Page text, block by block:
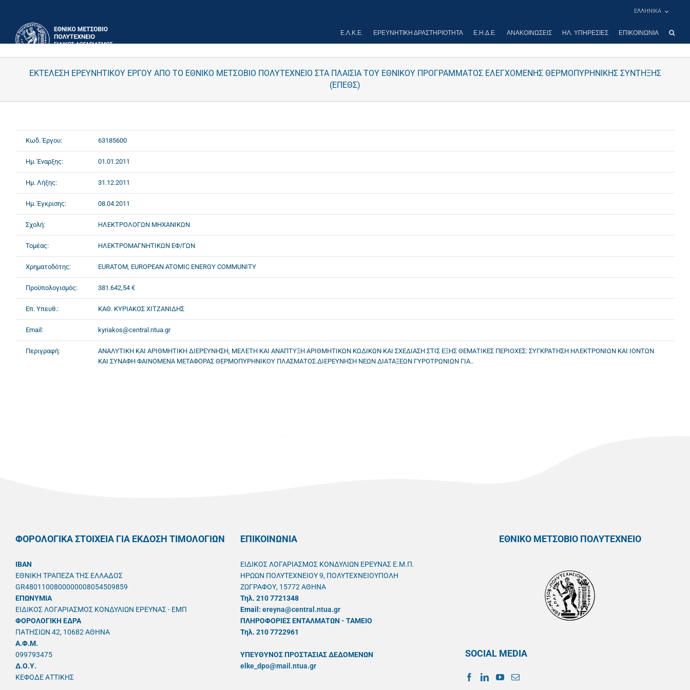
περιεχόμενο
ΕΛΛΗΝΙΚΑ
Ε.Λ.Κ.Ε. ΕΡΕΥΝΗΤΙΚΉ ΔΡΑΣΤΗΡΙΌΤΗΤΑ Ε.Η.Δ.Ε. ΑΝΑΚΟΙΝΏΣΕΙΣ ΗΛ. ΥΠΗΡΕΣΊΕΣ ΕΠΙΚΟΙΝΩΝΊΑ
ΕΚΤΕΛΕΣΗ ΕΡΕΥΝΗΤΙΚΟΥ ΕΡΓΟΥ ΑΠΟ ΤΟ ΕΘΝΙΚΟ ΜΕΤΣΟΒΙΟ ΠΟΛΥΤΕΧΝΕΙΟ ΣΤΑ ΠΛΑΙΣΙΑ ΤΟΥ ΕΘΝΙΚΟΥ ΠΡΟΓΡΑΜΜΑΤΟΣ ΕΛΕΓΧΟΜΕΝΗΣ ΘΕΡΜΟΠΥΡΗΝΙΚΗΣ ΣΥΝΤΗΞΗΣ
(ΕΠΕΘΣ)
Κωδ. Έργου: 63185600
Ημ. Έναρξης: 01.01.2011
Ημ. Λήξης: 31.12.2011
Ημ. Έγκρισης: 08.04.2011
Σχολή: ΗΛΕΚΤΡΟΛΟΓΩΝ ΜΗΧΑΝΙΚΩΝ
Τομέας: ΗΛΕΚΤΡΟΜΑΓΝΗΤΙΚΩΝ ΕΦ/ΓΩΝ
Χρηματοδότης: EURATOM, EUROPEAN ATOMIC ENERGY COMMUNITY
Προϋπολογισμός: 381.642,54 €
Επ. Υπευθ.: ΚΑΘ. ΚΥΡΙΑΚΟΣ ΧΙΤΖΑΝΙΔΗΣ
Email: kyriakos@central.ntua.gr
Περιγραφή:
ΑΝΑΛΥΤΙΚΗ ΚΑΙ ΑΡΙΘΜΗΤΙΚΗ ΔΙΕΡΕΥΝΗΣΗ, ΜΕΛΕΤΗ ΚΑΙ ΑΝΑΠΤΥΞΗ ΑΡΙΘΜΗΤΙΚΩΝ ΚΩΔΙΚΩΝ ΚΑΙ ΣΧΕΔΙΑΣΗ ΣΤΙΣ ΕΞΗΣ ΘΕΜΑΤΙΚΕΣ ΠΕΡΙΟΧΕΣ: ΣΥΓΚΡΑΤΗΣΗ ΗΛΕΚΤΡΟΝΙΩΝ ΚΑΙ ΙΟΝΤΩΝ
ΚΑΙ ΣΥΝΑΦΗ ΦΑΙΝΟΜΕΝΑ ΜΕΤΑΦΟΡΑΣ ΘΕΡΜΟΠΥΡΗΝΙΚΟΥ ΠΛΑΣΜΑΤΟΣ.ΔΙΕΡΕΥΝΗΣΗ ΝΕΩΝ ΔΙΑΤΑΞΕΩΝ ΓΥΡΟΤΡΩΝΙΩΝ ΓΙΑ..
ΦΟΡΟΛΟΓΙΚΑ ΣΤΟΙΧΕΙΑ ΓΙΑ ΕΚΔΟΣΗ ΤΙΜΟΛΟΓΙΩΝ
IBAN
ΕΘΝΙΚΗ ΤΡΑΠΕΖΑ ΤΗΣ ΕΛΛΑΔΟΣ
GR4801100800000008054509859
ΕΠΩΝΥΜΙΑ
ΕΙΔΙΚΟΣ ΛΟΓΑΡΙΑΣΜΟΣ ΚΟΝΔΥΛΙΩΝ ΕΡΕΥΝΑΣ - ΕΜΠ
ΦΟΡΟΛΟΓΙΚΗ ΕΔΡΑ
ΠΑΤΗΣΙΩΝ 42, 10682 ΑΘΗΝΑ
A.Φ.Μ.
099793475
Δ.Ο.Υ.
ΚΕΦΟΔΕ ΑΤΤΙΚΗΣ
ΕΠΙΚΟΙΝΩΝΙΑ
ΕΙΔΙΚΟΣ ΛΟΓΑΡΙΑΣΜΟΣ ΚΟΝΔΥΛΙΩΝ ΕΡΕΥΝΑΣ Ε.Μ.Π.
ΗΡΩΩΝ ΠΟΛΥΤΕΧΝΕΙΟΥ 9, ΠΟΛΥΤΕΧΝΕΙΟΥΠΟΛΗ
ΖΩΓΡΑΦΟΥ, 15772 ΑΘΗΝΑ
Τηλ. 210 7721348
Email: ereyna@central.ntua.gr
ΠΛΗΡΟΦΟΡΙΕΣ ΕΝΤΑΛΜΑΤΩΝ - ΤΑΜΕΙΟ
Τηλ. 210 7722961
ΥΠΕΥΘYΝΟΣ ΠΡΟΣΤΑΣΙΑΣ ΔΕΔΟΜΕΝΩΝ
elke_dpo@mail.ntua.gr
ΕΘΝΙΚΟ ΜΕΤΣΟΒΙΟ ΠΟΛΥΤΕΧΝΕΙΟ
SOCIAL MEDIA